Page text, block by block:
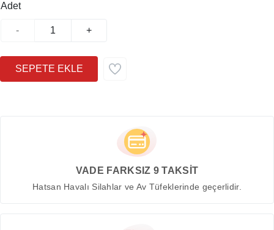
Adet
- +
VADE FARKSIZ 9 TAKSİT
Hatsan Havalı Silahlar ve Av Tüfeklerinde geçerlidir.